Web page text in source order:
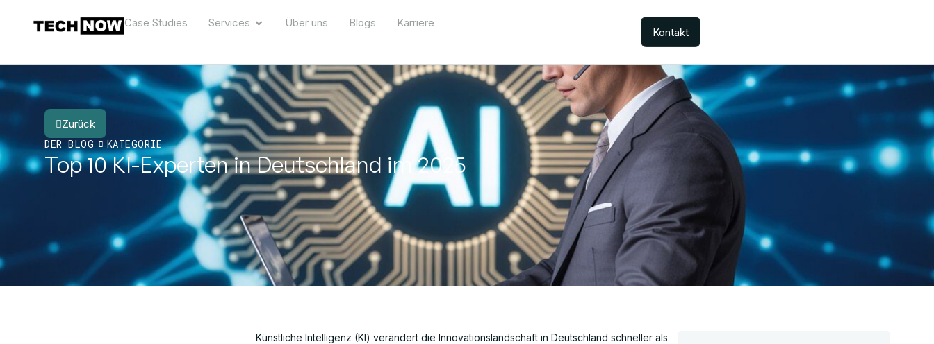
Case Studies Services Über uns Blogs Karriere
Kontakt
Zurück
DER BLOG
KATEGORIE
Top 10 KI-Experten in Deutschland im 2025
Künstliche Intelligenz (KI) verändert die Innovationslandschaft in Deutschland schneller als